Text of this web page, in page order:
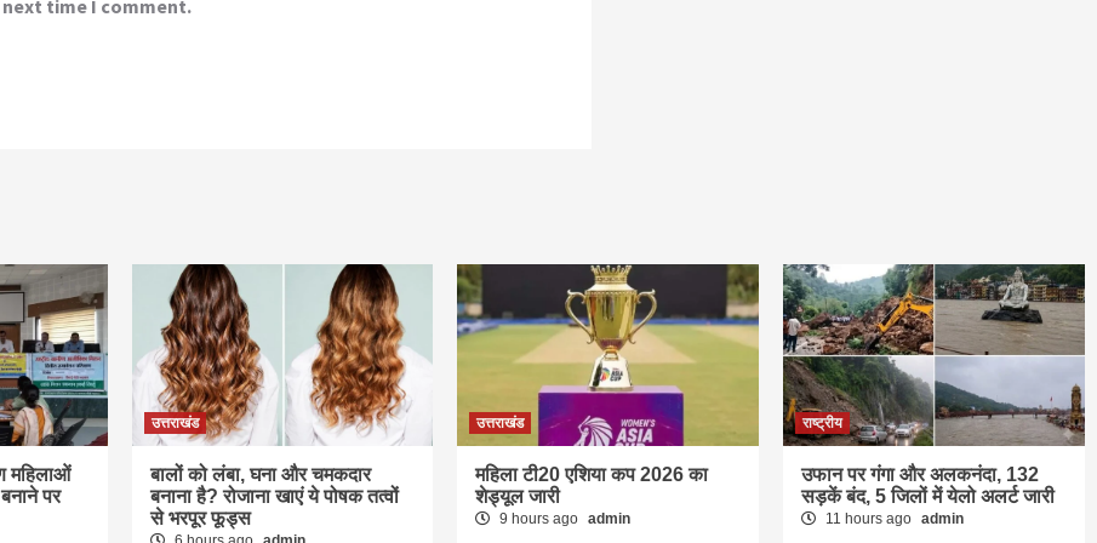
time I comment.
महिलाओं
पर
उत्तराखंड
बालों को लंबा, घना और चमकदार
बनाना है? रोजाना खाएं ये पोषक तत्वों
से भरपूर फूड्स
उत्तराखंड
महिला टी20 एशिया कप 2026 का
शेड्यूल जारी
9 hours ago admin
राष्ट्रीय
उफान पर गंगा और अलकनंदा, 132
सड़कें बंद, 5 जिलों में येलो अलर्ट जारी
11 hours ago admin